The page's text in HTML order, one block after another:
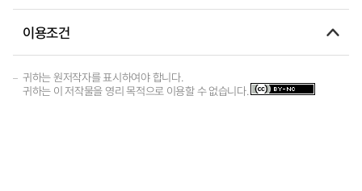
이용조건
귀하는 원저작자를 표시하여야 합니다.
귀하는 이 저작물을 영리 목적으로 이용할 수 없습니다.